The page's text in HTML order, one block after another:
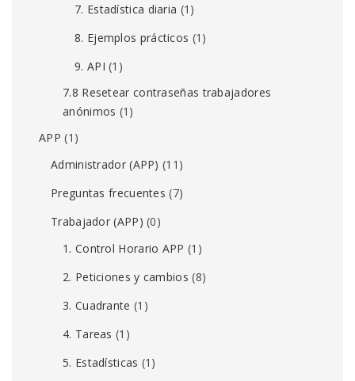
7. Estadística diaria (1)
8. Ejemplos prácticos (1)
9. API (1)
7.8 Resetear contraseñas trabajadores
anónimos (1)
APP (1)
Administrador (APP) (11)
Preguntas frecuentes (7)
Trabajador (APP) (0)
1. Control Horario APP (1)
2. Peticiones y cambios (8)
3. Cuadrante (1)
4. Tareas (1)
5. Estadísticas (1)